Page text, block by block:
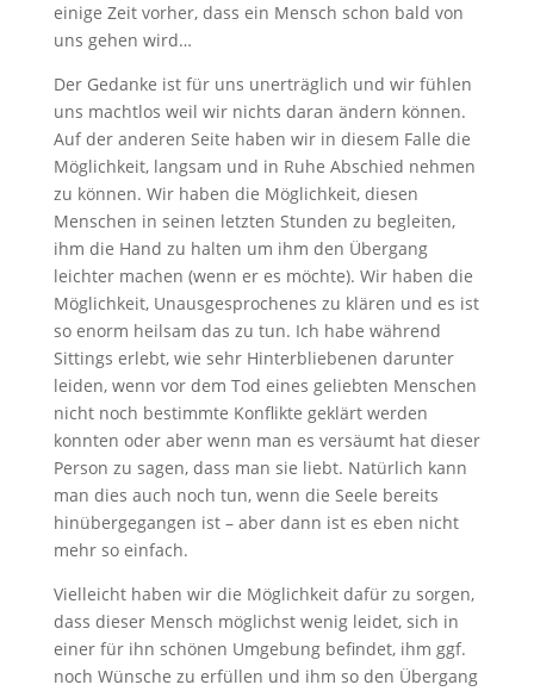
einige Zeit vorher, dass ein Mensch schon bald von
uns gehen wird…
Der Gedanke ist für uns unerträglich und wir fühlen
uns machtlos weil wir nichts daran ändern können.
Auf der anderen Seite haben wir in diesem Falle die
Möglichkeit, langsam und in Ruhe Abschied nehmen
zu können. Wir haben die Möglichkeit, diesen
Menschen in seinen letzten Stunden zu begleiten,
ihm die Hand zu halten um ihm den Übergang
leichter machen (wenn er es möchte). Wir haben die
Möglichkeit, Unausgesprochenes zu klären und es ist
so enorm heilsam das zu tun. Ich habe während
Sittings erlebt, wie sehr Hinterbliebenen darunter
leiden, wenn vor dem Tod eines geliebten Menschen
nicht noch bestimmte Konflikte geklärt werden
konnten oder aber wenn man es versäumt hat dieser
Person zu sagen, dass man sie liebt. Natürlich kann
man dies auch noch tun, wenn die Seele bereits
hinübergegangen ist – aber dann ist es eben nicht
mehr so einfach.
Vielleicht haben wir die Möglichkeit dafür zu sorgen,
dass dieser Mensch möglichst wenig leidet, sich in
einer für ihn schönen Umgebung befindet, ihm ggf.
noch Wünsche zu erfüllen und ihm so den Übergang